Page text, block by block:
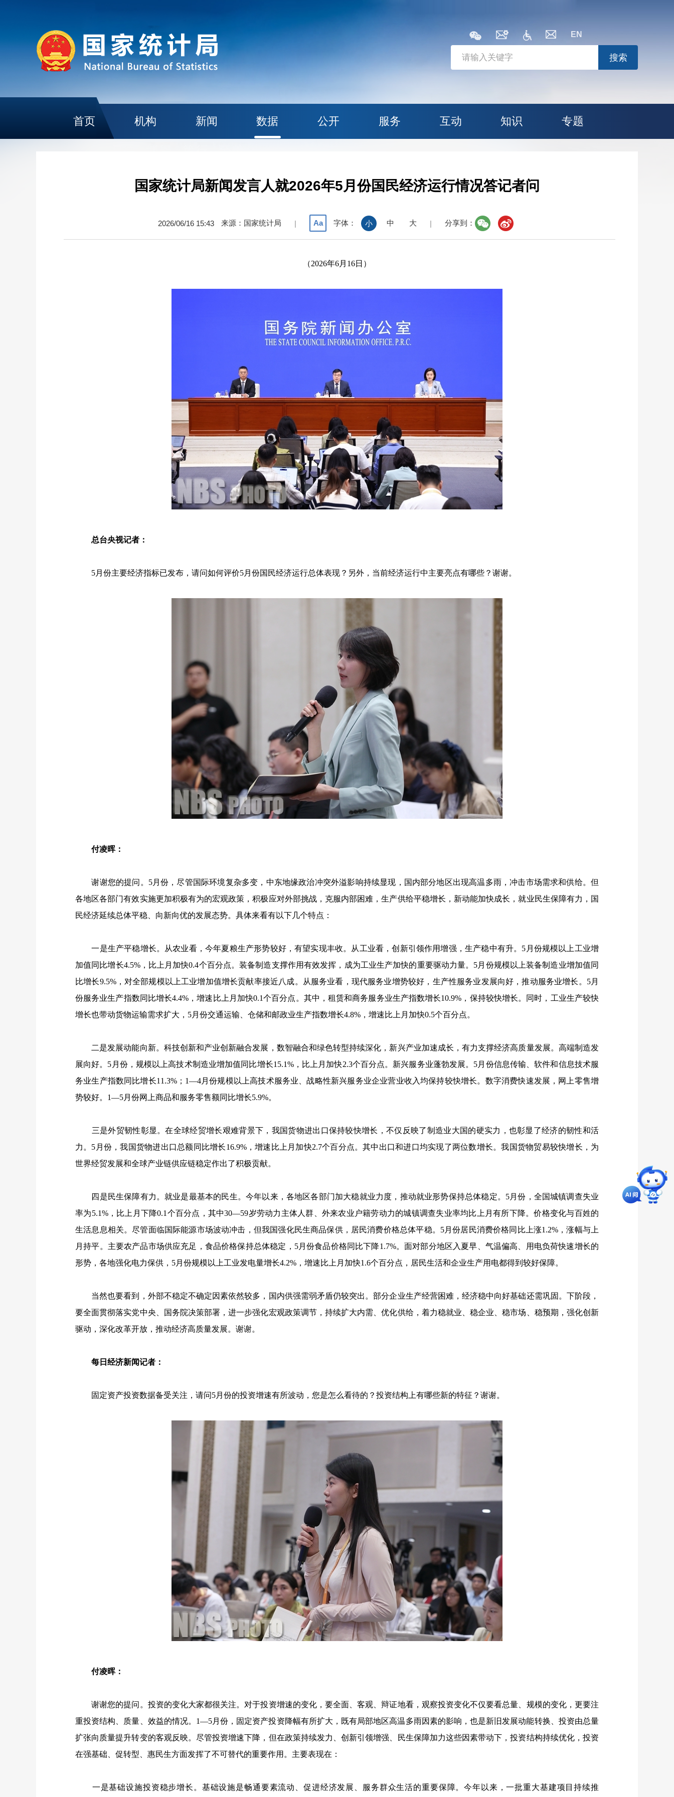
EN
搜索
首页 机构 新闻 数据 公开 服务 互动 知识 专题
国家统计局新闻发言人就2026年5月份国民经济运行情况答记者问
2026/06/16 15:43 来源：国家统计局 | Aa 字体： 小 中 大 | 分享到：
（2026年6月16日）
总台央视记者：
5月份主要经济指标已发布，请问如何评价5月份国民经济运行总体表现？另外，当前经济运行中主要亮点有哪些？谢谢。
付凌晖：
谢谢您的提问。 5月份，尽管国际环境复杂多变，中东地缘政治冲突外溢影响持续显现，国内部分地区出现高温多雨，冲击市场需求和供给。但
各地区各部门有效实施更加积极有为的宏观政策，积极应对外部挑战，克服内部困难，生产供给平稳增长，新动能加快成长，就业民生保障有力，国
民经济延续总体平稳、向新向优的发展态势。具体来看有以下几个特点：
一是生产平稳增长。从农业看，今年夏粮生产形势较好，有望实现丰收。从工业看，创新引领作用增强，生产稳中有升。 5 月份规模以上工业增
加值同比增长4.5%，比上月加快0.4个百分点。装备制造支撑作用有效发挥，成为工业生产加快的重要驱动力量。 5月份规模以上装备制造业增加值同
比增长9.5%，对全部规模以上工业增加值增长贡献率接近八成。从服务业看，现代服务业增势较好，生产性服务业发展向好，推动服务业增长。 5月
份服务业生产指数同比增长4.4% ，增速比上月加快0.1个百分点。其中，租赁和商务服务业生产指数增长10.9% ，保持较快增长。同时，工业生产较快
增长也带动货物运输需求扩大， 5月份交通运输、仓储和邮政业生产指数增长4.8% ，增速比上月加快0.5个百分点。
二是发展动能向新。科技创新和产业创新融合发展，数智融合和绿色转型持续深化，新兴产业加速成长，有力支撑经济高质量发展。高端制造发
展向好。 5 月份，规模以上高技术制造业增加值同比增长15.1%，比上月加快2.3个百分点。新兴服务业蓬勃发展。 5月份信息传输、软件和信息技术服
务业生产指数同比增长11.3%； 1—4月份规模以上高技术服务业、战略性新兴服务业企业营业收入均保持较快增长。数字消费快速发展，网上零售增
势较好。 1—5月份网上商品和服务零售额同比增长5.9%。
三是外贸韧性彰显。在全球经贸增长艰难背景下，我国货物进出口保持较快增长，不仅反映了制造业大国的硬实力，也彰显了经济的韧性和活
力。 5 月份，我国货物进出口总额同比增长16.9%，增速比上月加快2.7个百分点。其中出口和进口均实现了两位数增长。我国货物贸易较快增长，为
世界经贸发展和全球产业链供应链稳定作出了积极贡献。
四是民生保障有力。就业是最基本的民生。今年以来，各地区各部门加大稳就业力度，推动就业形势保持总体稳定。 5月份，全国城镇调查失业
率为5.1%，比上月下降0.1 个百分点，其中30—59岁劳动力主体人群、外来农业户籍劳动力的城镇调查失业率均比上月有所下降。价格变化与百姓的
生活息息相关。尽管面临国际能源市场波动冲击，但我国强化民生商品保供，居民消费价格总体平稳。 5月份居民消费价格同比上涨1.2% ，涨幅与上
月持平。主要农产品市场供应充足，食品价格保持总体稳定， 5月份食品价格同比下降1.7%。面对部分地区入夏早、气温偏高、用电负荷快速增长的
形势，各地强化电力保供， 5月份规模以上工业发电量增长4.2% ，增速比上月加快1.6个百分点，居民生活和企业生产用电都得到较好保障。
当然也要看到，外部不稳定不确定因素依然较多，国内供强需弱矛盾仍较突出。部分企业生产经营困难，经济稳中向好基础还需巩固。下阶段，
要全面贯彻落实党中央、国务院决策部署，进一步强化宏观政策调节，持续扩大内需、优化供给，着力稳就业、稳企业、稳市场、稳预期，强化创新
驱动，深化改革开放，推动经济高质量发展。谢谢。
每日经济新闻记者：
固定资产投资数据备受关注，请问5月份的投资增速有所波动，您是怎么看待的？投资结构上有哪些新的特征？谢谢。
付凌晖：
谢谢您的提问。投资的变化大家都很关注。对于投资增速的变化，要全面、客观、辩证地看，观察投资变化不仅要看总量、规模的变化，更要注
重投资结构、质量、效益的情况。 1—5月份，固定资产投资降幅有所扩大，既有局部地区高温多雨因素的影响，也是新旧发展动能转换、投资由总量
扩张向质量提升转变的客观反映。尽管投资增速下降，但在政策持续发力、创新引领增强、民生保障加力这些因素带动下，投资结构持续优化，投资
在强基础、促转型、惠民生方面发挥了不可替代的重要作用。主要表现在：
一是基础设施投资稳步增长。基础设施是畅通要素流动、促进经济发展、服务群众生活的重要保障。今年以来，一批重大基建项目持续推